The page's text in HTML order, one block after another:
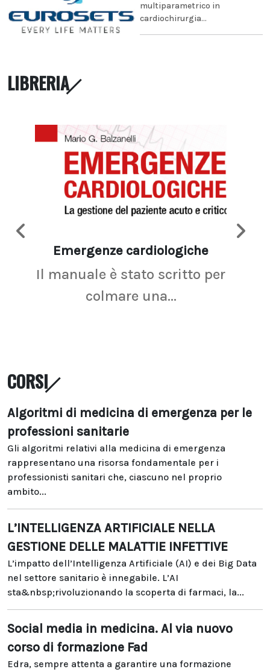
multiparametrico in
cardiochirurgia...
LIBRERIA
Emergenze cardiologiche
Il manuale è stato scritto per
colmare una...
CORSI
Algoritmi di medicina di emergenza per le
professioni sanitarie
Gli algoritmi relativi alla medicina di emergenza
rappresentano una risorsa fondamentale per i
professionisti sanitari che, ciascuno nel proprio
ambito...
L’INTELLIGENZA ARTIFICIALE NELLA
GESTIONE DELLE MALATTIE INFETTIVE
L’impatto dell’Intelligenza Artificiale (AI) e dei Big Data
nel settore sanitario è innegabile. L’AI
sta&nbsp;rivoluzionando la scoperta di farmaci, la...
Social media in medicina. Al via nuovo
corso di formazione Fad
Edra, sempre attenta a garantire una formazione